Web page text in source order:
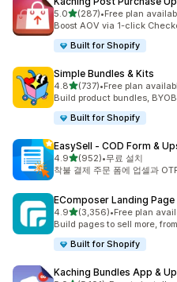
5.0별 5개 중
(287)
총 리뷰 287개
•Free plan
Boost AOV via 1-click
Built for Shopify
Simple Bundles & Kits
4.8별 5개 중
(737)
총 리뷰 737개
•Free plan
Build product bundles,
Built for Shopify
EasySell ‑ COD Form &
4.9별 5개 중
(952)
총 리뷰 952개
•무료 설치
착불 결제 주문 폼에 업셀과
EComposer Landing Page
4.9별 5개 중
(3,356)
총 리뷰 3356개
•Free plan
Build pages to sell more,
Built for Shopify
Kaching Bundles App &